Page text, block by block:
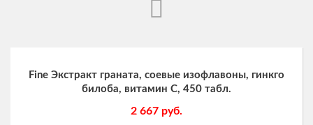
Fine Экстракт граната, соевые изофлавоны, гинкго
билоба, витамин С, 450 табл.
2 667 руб.